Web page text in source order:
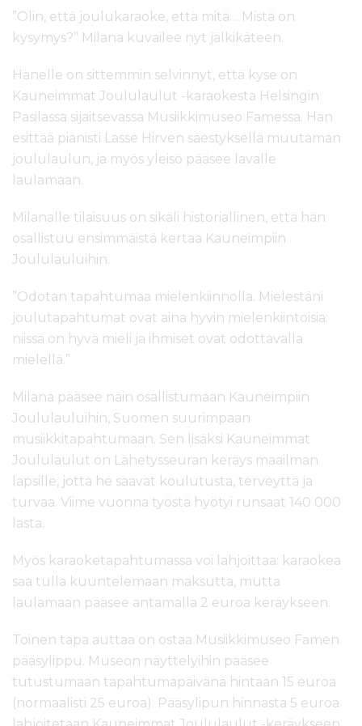
”Olin, että joulukaraoke, että mitä… Mistä on
kysymys?” Milana kuvailee nyt jälkikäteen.
Hänelle on sittemmin selvinnyt, että kyse on
Kauneimmat Joululaulut -karaokesta Helsingin
Pasilassa sijaitsevassa Musiikkimuseo Famessa. Hän
esittää pianisti Lasse Hirven säestyksellä muutaman
joululaulun, ja myös yleisö pääsee lavalle
laulamaan.
Milanalle tilaisuus on sikäli historiallinen, että hän
osallistuu ensimmäistä kertaa Kauneimpiin
Joululauluihin.
”Odotan tapahtumaa mielenkiinnolla. Mielestäni
joulutapahtumat ovat aina hyvin mielenkiintoisia:
niissä on hyvä mieli ja ihmiset ovat odottavalla
mielellä.”
Milana pääsee näin osallistumaan Kauneimpiin
Joululauluihin, Suomen suurimpaan
musiikkitapahtumaan. Sen lisäksi Kauneimmat
Joululaulut on Lähetysseuran keräys maailman
lapsille, jotta he saavat koulutusta, terveyttä ja
turvaa. Viime vuonna työstä hyötyi runsaat 140 000
lasta.
Myös karaoketapahtumassa voi lahjoittaa: karaokea
saa tulla kuuntelemaan maksutta, mutta
laulamaan pääsee antamalla 2 euroa keräykseen.
Toinen tapa auttaa on ostaa Musiikkimuseo Famen
pääsylippu. Museon näyttelyihin pääsee
tutustumaan tapahtumapäivänä hintaan 15 euroa
(normaalisti 25 euroa). Pääsylipun hinnasta 5 euroa